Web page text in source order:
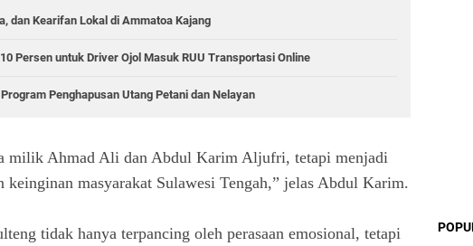
dan Kearifan Lokal di Ammatoa Kajang
Persen untuk Driver Ojol Masuk RUU Transportasi Online
Penghapusan Utang Petani dan Nelayan
milik Ahmad Ali dan Abdul Karim Aljufri, tetapi menjadi
keinginan masyarakat Sulawesi Tengah,” jelas Abdul Karim.
tidak hanya terpancing oleh perasaan emosional, tetapi